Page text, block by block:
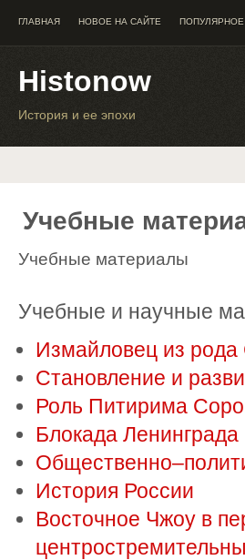
ГЛАВНАЯ НОВОЕ НА САЙТЕ
Histonow
История и ее эпохи
Учебные
Учебные материалы
Учебные и научные
Измайловец из рода
Становление и
Роль Питирима
Блокада Ленинграда
История России
Восточное Чжоу в